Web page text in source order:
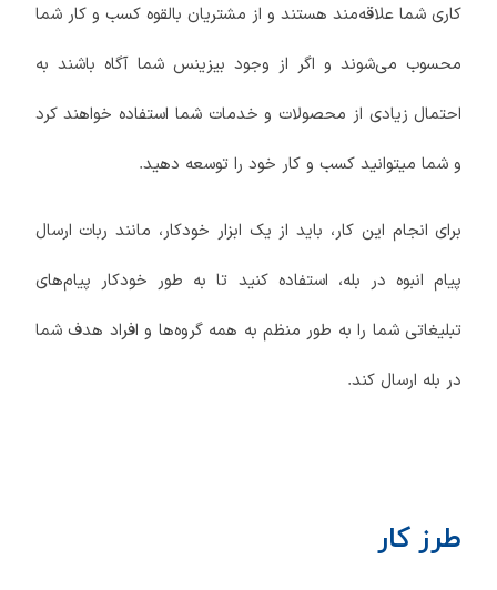
کاری شما علاقه‌مند هستند و از مشتریان بالقوه کسب و کار شما
محسوب می‌شوند و اگر از وجود بیزینس شما آگاه باشند به
احتمال زیادی از محصولات و خدمات شما استفاده خواهند کرد
و شما میتوانید کسب و کار خود را توسعه دهید.
برای انجام این کار، باید از یک ابزار خودکار، مانند ربات ارسال
پیام انبوه در بله، استفاده کنید تا به طور خودکار پیام‌های
تبلیغاتی شما را به طور منظم به همه گروه‌ها و افراد هدف شما
در بله ارسال کند.
طرز کار